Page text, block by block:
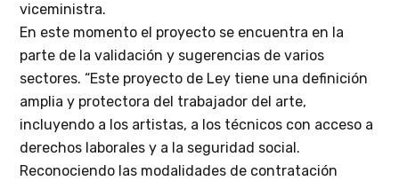
viceministra.
En este momento el proyecto se encuentra en la
parte de la validación y sugerencias de varios
sectores. “Este proyecto de Ley tiene una definición
amplia y protectora del trabajador del arte,
incluyendo a los artistas, a los técnicos con acceso a
derechos laborales y a la seguridad social.
Reconociendo las modalidades de contratación